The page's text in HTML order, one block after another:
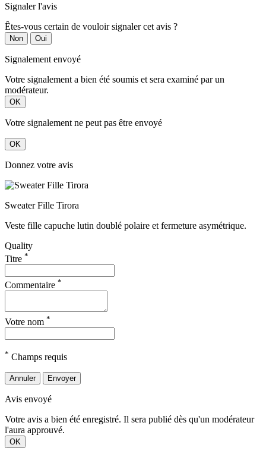
Signaler l'avis
Êtes-vous certain de vouloir signaler cet avis ?
Non Oui
Signalement envoyé
Votre signalement a bien été soumis et sera examiné par un
modérateur.
OK
Votre signalement ne peut pas être envoyé
OK
Donnez votre avis
Sweater Fille Tirora
Veste fille capuche lutin doublé polaire et fermeture asymétrique.
Quality
Titre *
Commentaire *
Votre nom *
* Champs requis
Annuler Envoyer
Avis envoyé
Votre avis a bien été enregistré. Il sera publié dès qu'un modérateur
l'aura approuvé.
OK